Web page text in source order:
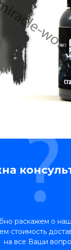
раскажем о
стоимость
на все Ваши